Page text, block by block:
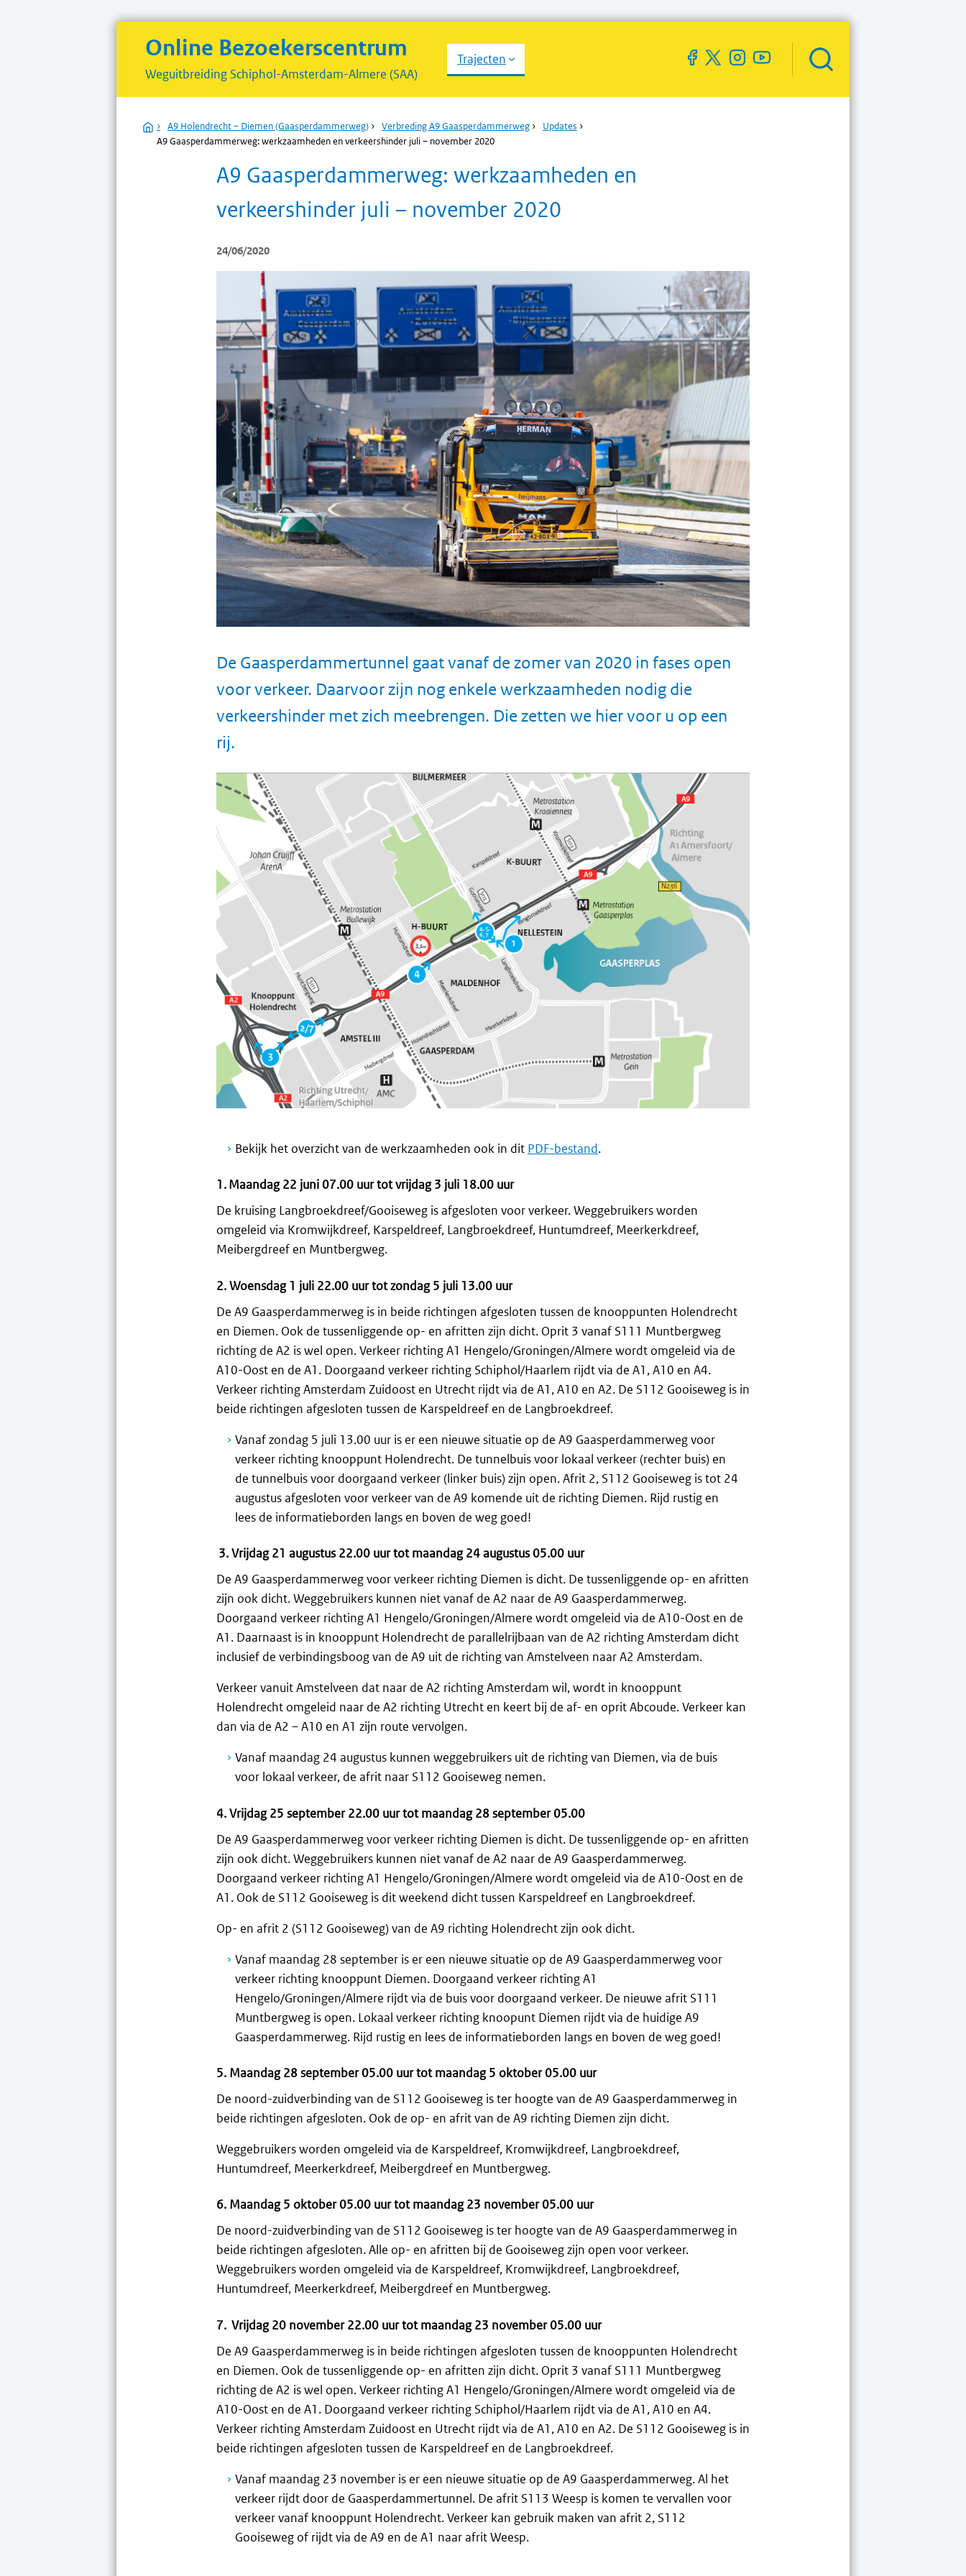
Online Bezoekerscentrum
Weguitbreiding Schiphol-Amsterdam-Almere (SAA)
Trajecten
Zoekveld
openen
Home
› A9 Holendrecht – Diemen (Gaasperdammerweg) › Verbreding A9 Gaasperdammerweg › Updates ›
A9 Gaasperdammerweg: werkzaamheden en verkeershinder juli – november 2020
A9 Gaasperdammerweg: werkzaamheden en
verkeershinder juli – november 2020
24/06/2020
De Gaasperdammertunnel gaat vanaf de zomer van 2020 in fases open
voor verkeer. Daarvoor zijn nog enkele werkzaamheden nodig die
verkeershinder met zich meebrengen. Die zetten we hier voor u op een
rij.
Bekijk het overzicht van de werkzaamheden ook in dit PDF-bestand.
1.Maandag 22 juni 07.00 uur tot vrijdag 3 juli 18.00 uur
De kruising Langbroekdreef/Gooiseweg is afgesloten voor verkeer. Weggebruikers worden
omgeleid via Kromwijkdreef, Karspeldreef, Langbroekdreef, Huntumdreef, Meerkerkdreef,
Meibergdreef en Muntbergweg.
2. Woensdag 1 juli 22.00 uur tot zondag 5 juli 13.00 uur
De A9 Gaasperdammerweg is in beide richtingen afgesloten tussen de knooppunten Holendrecht
en Diemen. Ook de tussenliggende op- en afritten zijn dicht. Oprit 3 vanaf S111 Muntbergweg
richting de A2 is wel open. Verkeer richting A1 Hengelo/Groningen/Almere wordt omgeleid via de
A10-Oost en de A1. Doorgaand verkeer richting Schiphol/Haarlem rijdt via de A1, A10 en A4.
Verkeer richting Amsterdam Zuidoost en Utrecht rijdt via de A1, A10 en A2. De S112 Gooiseweg is in
beide richtingen afgesloten tussen de Karspeldreef en de Langbroekdreef.
Vanaf zondag 5 juli 13.00 uur is er een nieuwe situatie op de A9 Gaasperdammerweg voor
verkeer richting knooppunt Holendrecht. De tunnelbuis voor lokaal verkeer (rechter buis) en
de tunnelbuis voor doorgaand verkeer (linker buis) zijn open. Afrit 2, S112 Gooiseweg is tot 24
augustus afgesloten voor verkeer van de A9 komende uit de richting Diemen. Rijd rustig en
lees de informatieborden langs en boven de weg goed!
3. Vrijdag 21 augustus 22.00 uur tot maandag 24 augustus 05.00 uur
De A9 Gaasperdammerweg voor verkeer richting Diemen is dicht. De tussenliggende op- en afritten
zijn ook dicht. Weggebruikers kunnen niet vanaf de A2 naar de A9 Gaasperdammerweg.
Doorgaand verkeer richting A1 Hengelo/Groningen/Almere wordt omgeleid via de A10-Oost en de
A1. Daarnaast is in knooppunt Holendrecht de parallelrijbaan van de A2 richting Amsterdam dicht
inclusief de verbindingsboog van de A9 uit de richting van Amstelveen naar A2 Amsterdam.
Verkeer vanuit Amstelveen dat naar de A2 richting Amsterdam wil, wordt in knooppunt
Holendrecht omgeleid naar de A2 richting Utrecht en keert bij de af- en oprit Abcoude. Verkeer kan
dan via de A2 – A10 en A1 zijn route vervolgen.
Vanaf maandag 24 augustus kunnen weggebruikers uit de richting van Diemen, via de buis
voor lokaal verkeer, de afrit naar S112 Gooiseweg nemen.
4. Vrijdag 25 september 22.00 uur tot maandag 28 september 05.00
De A9 Gaasperdammerweg voor verkeer richting Diemen is dicht. De tussenliggende op- en afritten
zijn ook dicht. Weggebruikers kunnen niet vanaf de A2 naar de A9 Gaasperdammerweg.
Doorgaand verkeer richting A1 Hengelo/Groningen/Almere wordt omgeleid via de A10-Oost en de
A1. Ook de S112 Gooiseweg is dit weekend dicht tussen Karspeldreef en Langbroekdreef.
Op- en afrit 2 (S112 Gooiseweg) van de A9 richting Holendrecht zijn ook dicht.
Vanaf maandag 28 september is er een nieuwe situatie op de A9 Gaasperdammerweg voor
verkeer richting knooppunt Diemen. Doorgaand verkeer richting A1
Hengelo/Groningen/Almere rijdt via de buis voor doorgaand verkeer. De nieuwe afrit S111
Muntbergweg is open. Lokaal verkeer richting knoopunt Diemen rijdt via de huidige A9
Gaasperdammerweg. Rijd rustig en lees de informatieborden langs en boven de weg goed!
5. Maandag 28 september 05.00 uur tot maandag 5 oktober 05.00 uur
De noord-zuidverbinding van de S112 Gooiseweg is ter hoogte van de A9 Gaasperdammerweg in
beide richtingen afgesloten. Ook de op- en afrit van de A9 richting Diemen zijn dicht.
Weggebruikers worden omgeleid via de Karspeldreef, Kromwijkdreef, Langbroekdreef,
Huntumdreef, Meerkerkdreef, Meibergdreef en Muntbergweg.
6. Maandag 5 oktober 05.00 uur tot maandag 23 november 05.00 uur
De noord-zuidverbinding van de S112 Gooiseweg is ter hoogte van de A9 Gaasperdammerweg in
beide richtingen afgesloten. Alle op- en afritten bij de Gooiseweg zijn open voor verkeer.
Weggebruikers worden omgeleid via de Karspeldreef, Kromwijkdreef, Langbroekdreef,
Huntumdreef, Meerkerkdreef, Meibergdreef en Muntbergweg.
7. Vrijdag 20 november 22.00 uur tot maandag 23 november 05.00 uur
De A9 Gaasperdammerweg is in beide richtingen afgesloten tussen de knooppunten Holendrecht
en Diemen. Ook de tussenliggende op- en afritten zijn dicht. Oprit 3 vanaf S111 Muntbergweg
richting de A2 is wel open. Verkeer richting A1 Hengelo/Groningen/Almere wordt omgeleid via de
A10-Oost en de A1. Doorgaand verkeer richting Schiphol/Haarlem rijdt via de A1, A10 en A4.
Verkeer richting Amsterdam Zuidoost en Utrecht rijdt via de A1, A10 en A2. De S112 Gooiseweg is in
beide richtingen afgesloten tussen de Karspeldreef en de Langbroekdreef.
Vanaf maandag 23 november is er een nieuwe situatie op de A9 Gaasperdammerweg. Al het
verkeer rijdt door de Gaasperdammertunnel. De afrit S113 Weesp is komen te vervallen voor
verkeer vanaf knooppunt Holendrecht. Verkeer kan gebruik maken van afrit 2, S112
Gooiseweg of rijdt via de A9 en de A1 naar afrit Weesp.